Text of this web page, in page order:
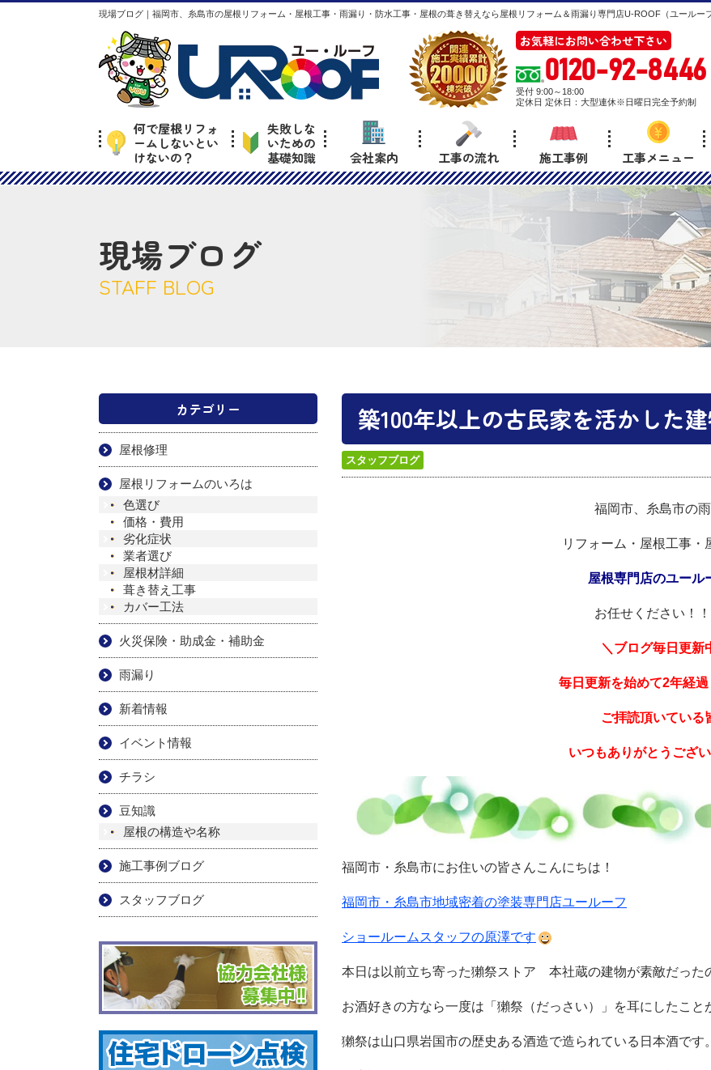
現場ブログ｜福岡市、糸島市の屋根リフォーム・屋根工事・雨漏り・防水工事・屋根の葺き替えなら屋根リフォーム＆雨漏り専門店U-ROOF（ユールー
お気軽にお問い合わせ下さい
0120-92-8446
受付 9:00～18:00
定休日 定休日：大型連休※日曜日完全予約制
何で屋根リフォ
ームしないとい
けないの？
失敗しな
いための
基礎知識
会社案内 工事の流れ 施工事例 工事メニュー
現場ブログ
STAFF BLOG
築100年以上の古民家を活かした
スタッフブログ
福岡市、糸島市の雨
リフォーム・屋根工事・
屋根専門店のユール
お任せください！
＼ブログ毎日更新
毎日更新を始めて2年経過
ご拝読頂いている
いつもありがとうござい
福岡市・糸島市にお住いの皆さんこんにちは！
福岡市・糸島市地域密着の塗装専門店ユールーフ
ショールームスタッフの原澤です
本日は以前立ち寄った獺祭ストア 本社蔵の建物が素敵だった
お酒好きの方なら一度は「獺祭（だっさい）」を耳にしたこと
獺祭は山口県岩国市の歴史ある酒造で造られている日本酒です。
カテゴリー
屋根修理
屋根リフォームのいろは
色選び
価格・費用
劣化症状
業者選び
屋根材詳細
葺き替え工事
カバー工法
火災保険・助成金・補助金
雨漏り
新着情報
イベント情報
チラシ
豆知識
屋根の構造や名称
施工事例ブログ
スタッフブログ